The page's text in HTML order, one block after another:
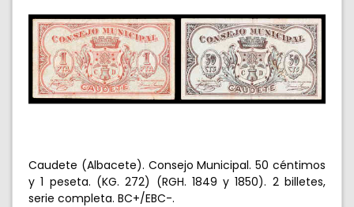
Caudete (Albacete). Consejo Municipal. 50 céntimos
y 1 peseta. (KG. 272) (RGH. 1849 y 1850). 2 billetes,
serie completa. BC+/EBC-.